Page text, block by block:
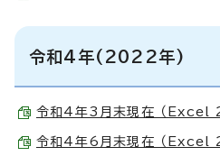
令和4年(2022年)
令和4年3月末現在 （Excel
令和4年6月末現在 （Excel